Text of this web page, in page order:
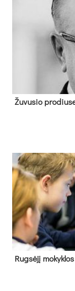
Žu­vu­sio
Rug­sė­jį